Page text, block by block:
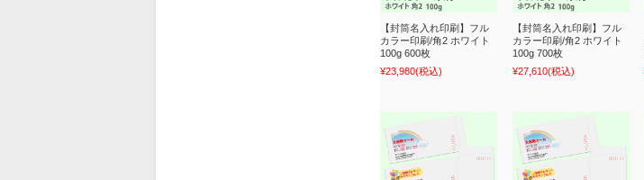
【封筒名入れ印刷】フル
カラー印刷/角2 ホワイト
100g 600枚
¥23,980(税込)
【封筒名入れ印刷】フル
カラー印刷/角2 ホワイト
100g 700枚
¥27,610(税込)